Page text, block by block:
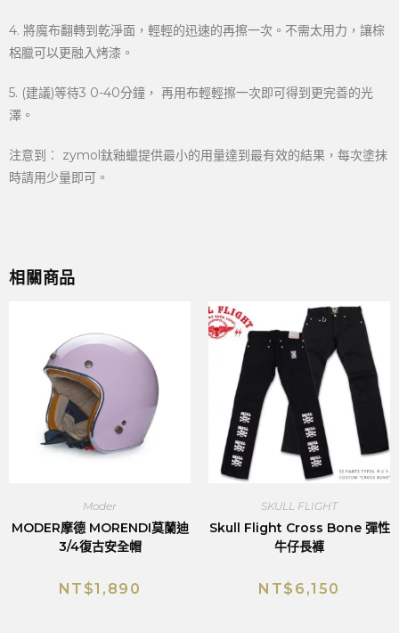
4. 將魔布翻轉到乾淨面，輕輕的迅速的再擦一次。不需太用力，讓棕
梠臘可以更融入烤漆。
5. (建議)等待3 0-40分鐘， 再用布輕輕擦一次即可得到更完善的光
澤。
注意到︰ zymol鈦釉蠟提供最小的用量達到最有效的結果，每次塗抹
時請用少量即可。
相關商品
Moder
MODER摩德 MORENDI莫蘭迪
3/4復古安全帽
NT$1,890
SKULL FLIGHT
Skull Flight Cross Bone 彈性
牛仔長褲
NT$ 6,150